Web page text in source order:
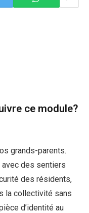
ce module?
grands-parents.
avec des sentiers
des résidents,
la collectivité sans
d’identité au